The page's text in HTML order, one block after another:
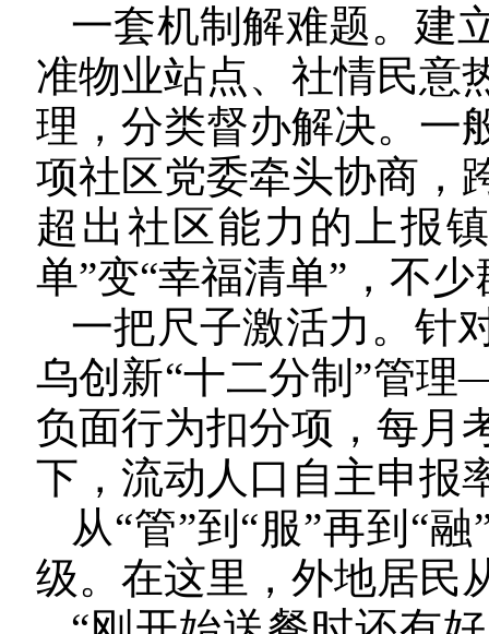
一套机制解难题。建
准物业站点、社情民意
理，分类督办解决。一
项社区党委牵头协商，
超出社区能力的上报
单”变“幸福清单”，不
一把尺子激活力。针
乌创新“十二分制”管
负面行为扣分项，每月
下，流动人口自主申报
从“管”到“服”再到“
级。在这里，外地居民